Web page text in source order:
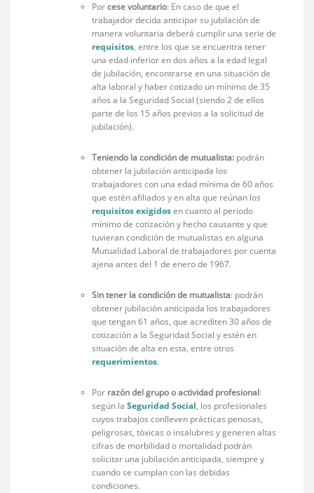
Porcese voluntario: En caso de que el
trabajador decida anticipar su jubilación de
manera voluntaria deberá cumplir una serie de
requisitos, entre los que se encuentra tener
una edad inferior en dos años a la edad legal
de jubilación, encontrarse en una situación de
alta laboral y haber cotizado un mínimo de 35
años a la Seguridad Social (siendo 2 de ellos
parte de los 15 años previos a la solicitud de
jubilación).
Teniendo la condición de mutualista: podrán
obtener la jubilación anticipada los
trabajadores con una edad mínima de 60 años
que estén afiliados y en alta que reúnan los
requisitos exigidosen cuanto al periodo
mínimo de cotización y hecho causante y que
tuvieran condición de mutualistas en alguna
Mutualidad Laboral de trabajadores por cuenta
ajena antes del 1 de enero de 1967.
Sin tener la condición de mutualista: podrán
obtener jubilación anticipada los trabajadores
que tengan 61 años, que acrediten 30 años de
cotización a la Seguridad Social y estén en
situación de alta en esta, entre otros
requerimientos.
Por razón del grupo o actividad profesional:
según laSeguridad Social, los profesionales
cuyos trabajos conlleven prácticas penosas,
peligrosas, tóxicas o insalubres y generen altas
cifras de morbilidad o mortalidad podrán
solicitar una jubilación anticipada, siempre y
cuando se cumplan con las debidas
condiciones.